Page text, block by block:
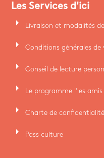
Les Services d'ici
arrow_right Livraison et modalités
arrow_right Conditions générales de
arrow_right Conseil de lecture
arrow_right Le programme "les
arrow_right Charte de
arrow_right Pass culture